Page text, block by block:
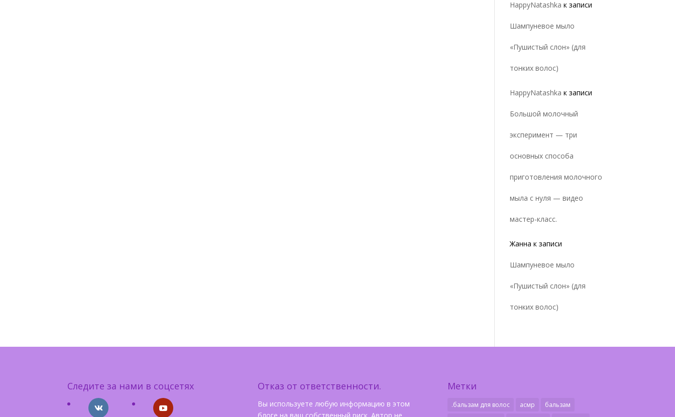
HappyNatashka к записи
Шампуневое мыло
«Пушистый слон» (для
тонких волос)
HappyNatashka к записи
Большой молочный
эксперимент — три
основных способа
приготовления молочного
мыла с нуля — видео
мастер-класс.
Жанна к записи
Шампуневое мыло
«Пушистый слон» (для
тонких волос)
Следите за нами в соцсетях Отказ от ответственности.
Вы используете любую информацию в этом
блоге на ваш собственный риск. Автор не
Метки
.бальзам для волос асмр
бальзам